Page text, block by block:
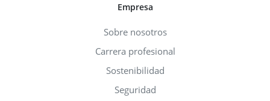
Empresa
Sobre nosotros
Carrera profesional
Sostenibilidad
Seguridad